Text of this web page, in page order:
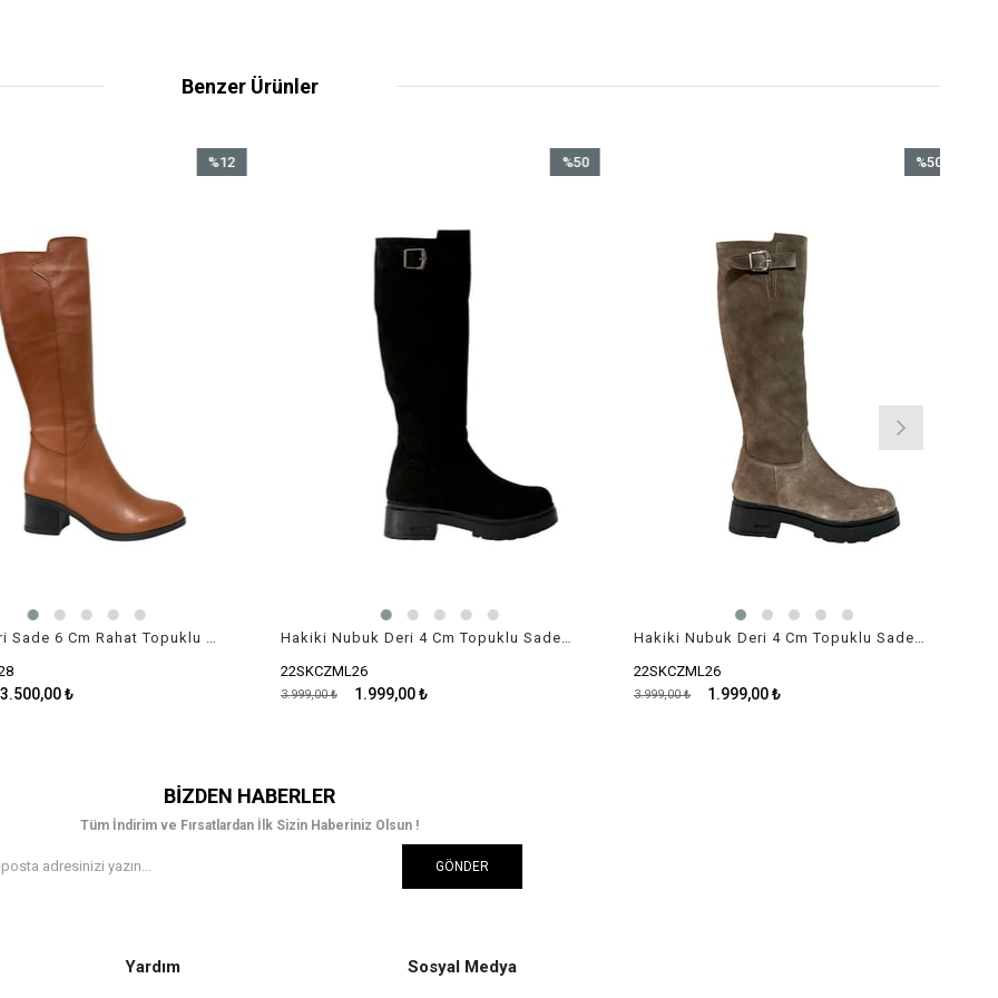
Benzer Ürünler
Hakiki Deri Sade 6 Cm Rahat Topuklu Çizme
₺
%12
Hakiki Nubuk Deri 4 Cm Topuklu Sade Çizme
22SKCZML26
1.999,00 ₺
3.999,00 ₺
%50
Hakiki Nubuk Deri 4 Cm Topuklu Sade Çizme
22SKCZML26
1.999,00 ₺
3.999,00 ₺
%50
BIZDEN HABERLER
Tüm İndirim ve Fırsatlardan İlk Sizin Haberiniz Olsun !
GÖNDER
Yardım Sosyal Medya